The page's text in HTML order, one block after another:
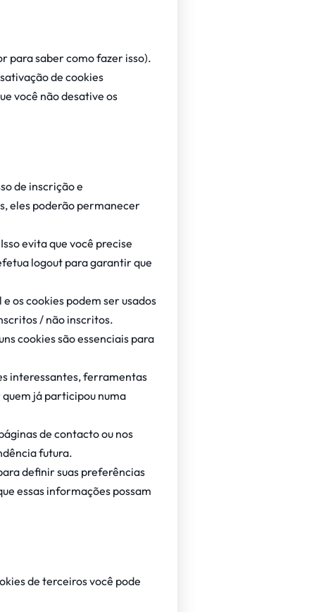
para saber como fazer isso).
de cookies
você não desative os
de inscrição e
eles poderão permanecer
evita que você precise
logout para garantir que
os cookies podem ser usados
/ não inscritos.
cookies são essenciais para
interessantes, ferramentas
quem já participou numa
de contacto ou nos
futura.
definir suas preferências
essas informações possam
de terceiros você pode